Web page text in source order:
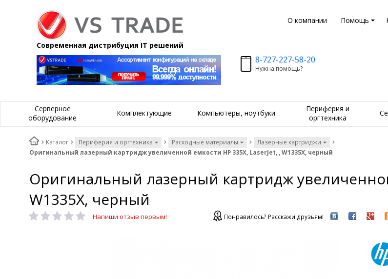
О компании Помощь
Современная дистрибуция IT решений
8-727-227-58-20
Нужна помощь?
Серверное
оборудование
Комплектующие Компьютеры, ноутбуки
Периферия и
оргтехника
Каталог Периферия и оргтехника Расходные материалы
Лазерные картриджи
Оригинальный лазерный картридж увеличенной емкости HP 335X, LaserJet, , W1335X, черный
Оригинальный лазерный картридж
W1335X, черный
Напиши отзыв первым! Понравилось? Расскажи друзьям!